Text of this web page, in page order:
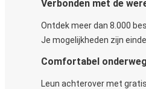
Verbonden met de
Ontdek meer dan 8.000
Je mogelijkheden zijn
Comfortabel onderweg
Leun achterover met